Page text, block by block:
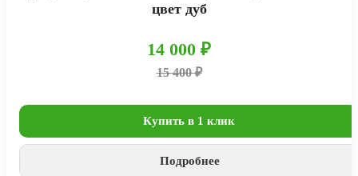
цвет дуб
14 000 ₽
15 400 ₽
Купить в 1 клик
Подробнее